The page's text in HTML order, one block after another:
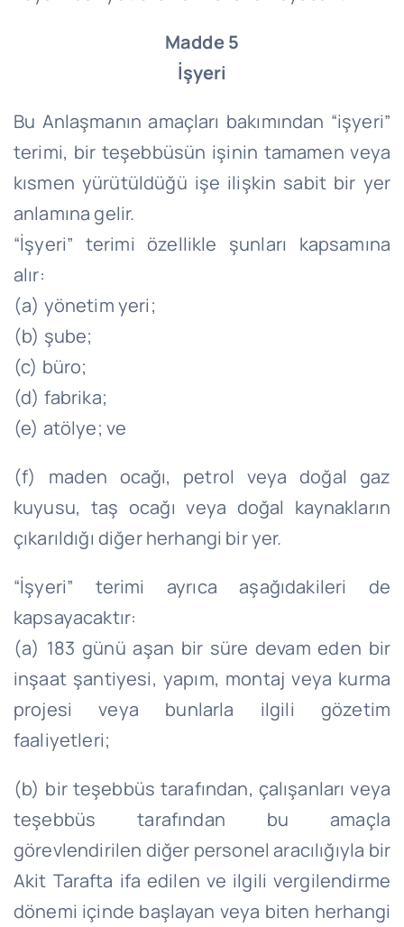
Madde 5
İşyeri
Bu Anlaşmanın amaçları bakımından “işyeri”
terimi, bir teşebbüsün işinin tamamen veya
kısmen yürütüldüğü işe ilişkin sabit bir yer
anlamına gelir.
“İşyeri” terimi özellikle şunları kapsamına
alır:
(a) yönetim yeri;
(b) şube;
(c) büro;
(d) fabrika;
(e) atölye; ve
(f) maden ocağı, petrol veya doğal gaz
kuyusu, taş ocağı veya doğal kaynakların
çıkarıldığı diğer herhangi bir yer.
“İşyeri” terimi ayrıca aşağıdakileri de
kapsayacaktır:
(a) 183 günü aşan bir süre devam eden bir
inşaat şantiyesi, yapım, montaj veya kurma
projesi veya bunlarla ilgili gözetim
faaliyetleri;
(b) bir teşebbüs tarafından, çalışanları veya
teşebbüs tarafından bu amaçla
görevlendirilen diğer personel aracılığıyla bir
Akit Tarafta ifa edilen ve ilgili vergilendirme
dönemi içinde başlayan veya biten herhangi